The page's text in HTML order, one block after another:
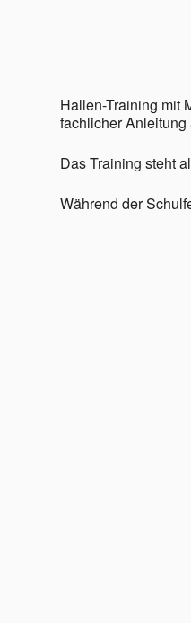
Hallen-Training mit
fachlicher Anleitung
Das Training steht
Während der